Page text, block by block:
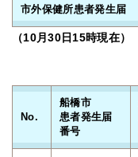
市外保健所患者発生届
（10月30日15時現在）
No.
船橋市
患者発生届
番号